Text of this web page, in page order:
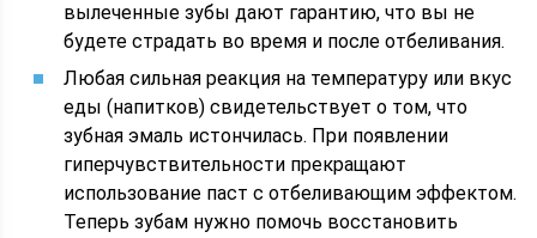
вылеченные зубы дают гарантию, что вы не
будете страдать во время и после отбеливания.
Любая сильная реакция на температуру или вкус
еды (напитков) свидетельствует о том, что
зубная эмаль истончилась. При появлении
гиперчувствительности прекращают
использование паст с отбеливающим эффектом.
Теперь зубам нужно помочь восстановить